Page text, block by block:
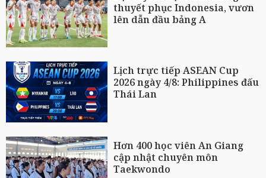
thuyết phục Indonesia, vươn
lên dẫn đầu bảng A
Lịch trực tiếp ASEAN Cup
2026 ngày 4/8: Philippines đấu
Thái Lan
Hơn 400 học viên An Giang
cập nhật chuyên môn
Taekwondo